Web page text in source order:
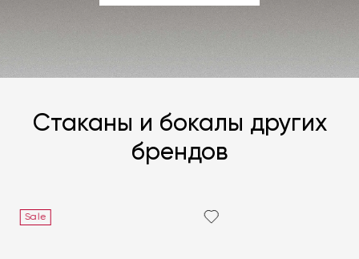
Стаканы и бокалы других
брендов
Sale